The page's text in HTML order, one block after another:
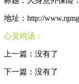
地址：http://
心灵鸡汤：
上一篇：没有了
下一篇：没有了